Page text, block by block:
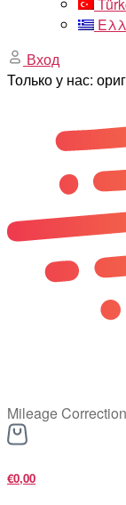
Вход
Только у нас:
Mileage
€0,00